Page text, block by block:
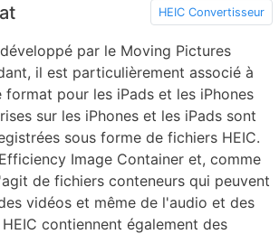
HEIC Convertisseur
par le Moving Pictures
il est particulièrement associé à
pour les iPads et les iPhones
sur les iPhones et les iPads sont
sous forme de fichiers HEIC.
Image Container et, comme
de fichiers conteneurs qui peuvent
vidéos et même de l'audio et des
contiennent également des